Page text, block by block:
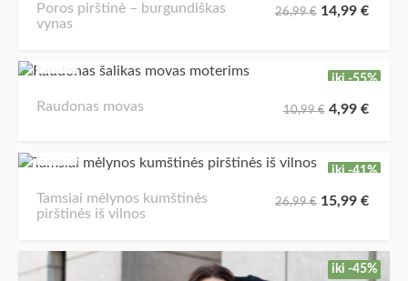
Poros pirštinė – burgundiškas
vynas
26,99€ 14,99 €
iki -55%
Raudonas movas 10,99€ 4,99 €
iki -41%
Tamsiai mėlynos kumštinės
pirštinės iš vilnos
26,99€ 15,99 €
iki -45%